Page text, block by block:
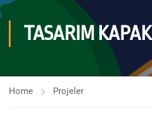
TASARIM KAPAK
Home Projeler